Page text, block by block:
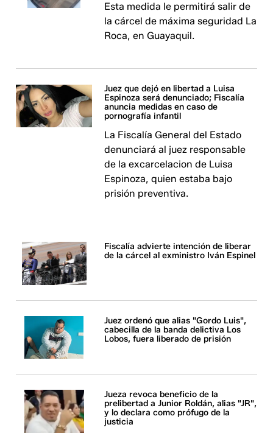
Esta medida le permitirá salir de
la cárcel de máxima seguridad La
Roca, en Guayaquil.
Juez que dejó en libertad a Luisa
Espinoza será denunciado; Fiscalía
anuncia medidas en caso de
pornografía infantil
La Fiscalía General del Estado
denunciará al juez responsable
de la excarcelacion de Luisa
Espinoza, quien estaba bajo
prisión preventiva.
Fiscalía advierte intención de liberar
de la cárcel al exministro Iván Espinel
Juez ordenó que alias "Gordo Luis",
cabecilla de la banda delictiva Los
Lobos, fuera liberado de prisión
Jueza revoca beneficio de la
prelibertad a Junior Roldán, alias "JR",
y lo declara como prófugo de la
justicia